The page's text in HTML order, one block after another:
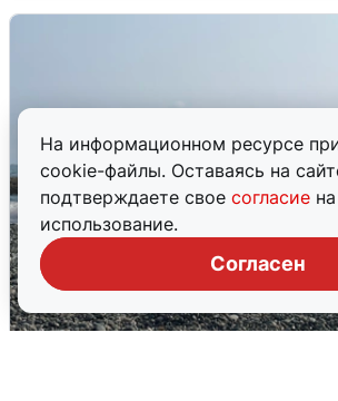
На информационном ресурсе
cookie-файлы. Оставаясь на
подтверждаете свое согласие
использование.
Согласен